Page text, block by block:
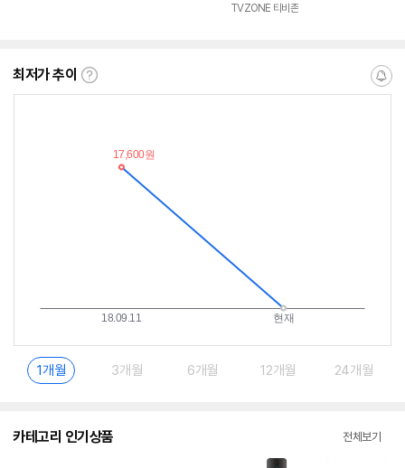
TVZONE 티비존
최저가 추이
최
알
1개월 3개월 6개월 12개월 24개월
카테고리 인기상품 전체보기